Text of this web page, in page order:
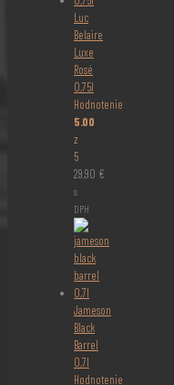
Luc
Belaire
Luxe
Rosé
0,75l
Hodnotenie
5.00
z
5
29,90 €
s
DPH
Jameson
Black
Barrel
0,7l
Hodnotenie